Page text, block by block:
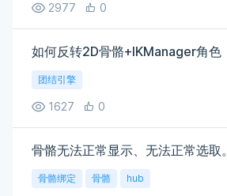
2977 0
如何反转2D骨骼+IKManager角色
团结引擎
1627 0
骨骼无法正常显示、无法正常选取。
骨骼绑定 骨骼 hub